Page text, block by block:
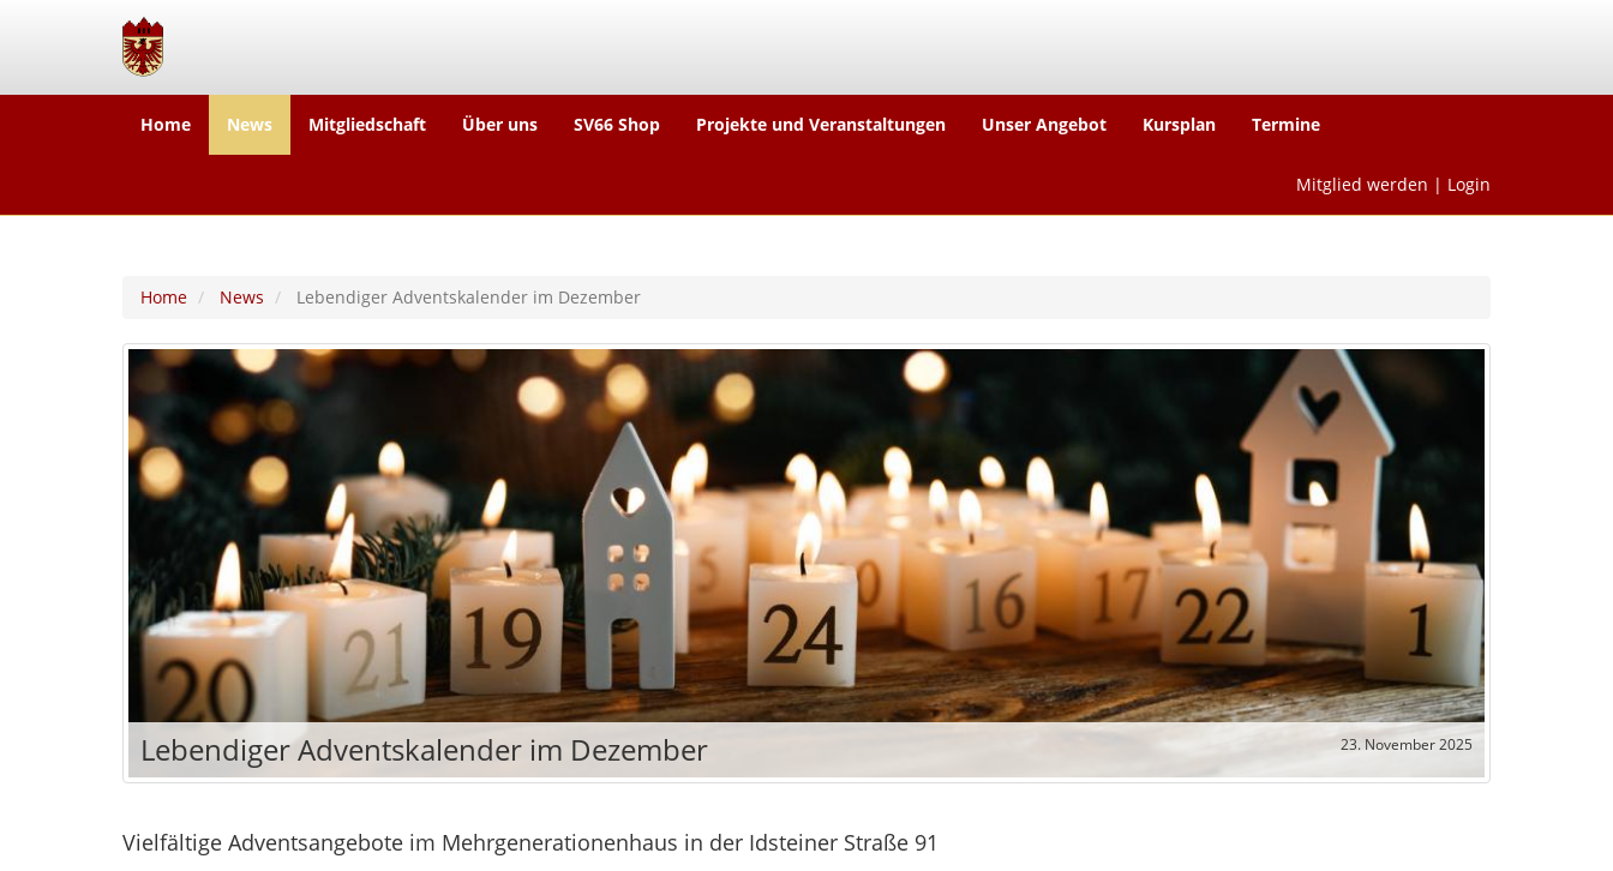
Home News Mitgliedschaft Über uns SV66 Shop Projekte und Veranstaltungen Unser Angebot Kursplan Termine
Mitglied werden | Login
Home News Lebendiger Adventskalender im Dezember
23. November 2025
Lebendiger Adventskalender im Dezember
Vielfältige Adventsangebote im Mehrgenerationenhaus in der Idsteiner Straße 91